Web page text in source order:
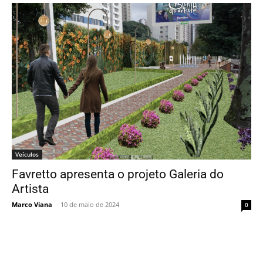
Veículos
Favretto apresenta o projeto Galeria do
Artista
Marco Viana - 10 de maio de 2024 0